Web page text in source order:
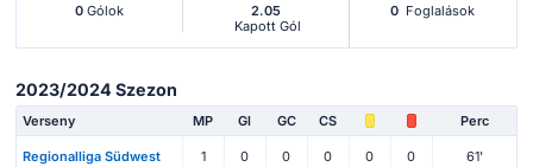
0Gólok
2.05
Kapott Gól
0 Foglalások
2023/2024 Szezon
Verseny MP Gl GC CS Perc
Regionalliga Südwest 1 0 0 0 0 0 61'